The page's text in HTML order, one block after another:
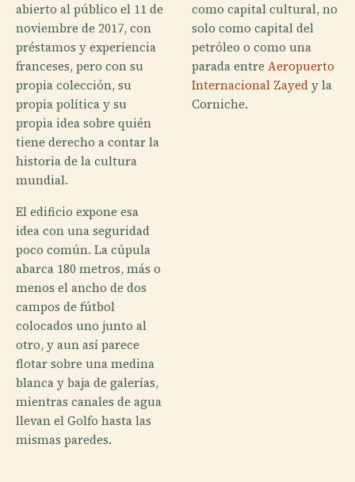
abierto al público el 11 de
noviembre de 2017, con
préstamos y experiencia
franceses, pero con su
propia colección, su
propia política y su
propia idea sobre quién
tiene derecho a contar la
historia de la cultura
mundial.
El edificio expone esa
idea con una seguridad
poco común. La cúpula
abarca 180 metros, más o
menos el ancho de dos
campos de fútbol
colocados uno junto al
otro, y aun así parece
flotar sobre una medina
blanca y baja de galerías,
mientras canales de agua
llevan el Golfo hasta las
mismas paredes.
como capital cultural, no
solo como capital del
petróleo o como una
parada entre Aeropuerto
Internacional Zayedy la
Corniche.